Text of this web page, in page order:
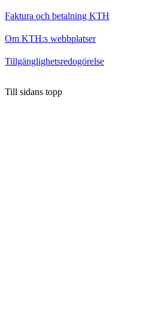
Faktura och betalning KTH
Om KTH:s webbplatser
Tillgänglighetsredogörelse
Till sidans topp